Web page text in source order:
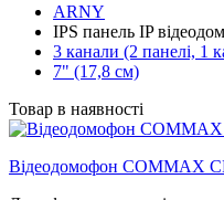
ARNY
IPS панель IP
3 канали (2 панелі, 1
7" (17,8 см)
Товар в наявності
Відеодомофон COMMAX